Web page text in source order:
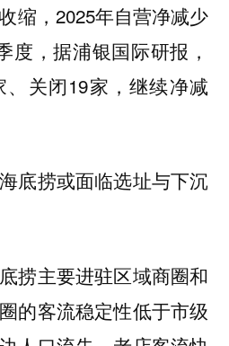
缩，2025年自营净减少
度，据浦银国际研报，
关闭19家，继续净减
底捞或面临选址与下沉
捞主要进驻区域商圈和
的客流稳定性低于市级